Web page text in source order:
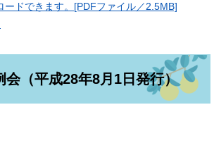
ードできます。[PDFファイル／2.5MB]
会（平成28年8月1日発行）